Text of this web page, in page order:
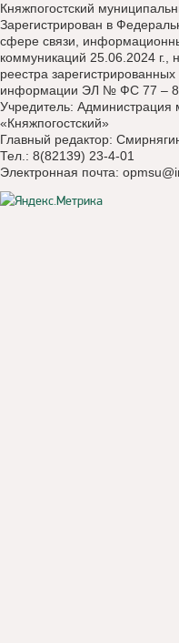
Княжпогостский
Зарегистрирован в
сфере связи,
коммуникаций 25.06.2024 г.,
реестра
информации ЭЛ № ФС 77 –
Учредитель: Администрация
«Княжпогостский»
Главный редактор:
Тел.: 8(82139) 23-4-01
Электронная почта: